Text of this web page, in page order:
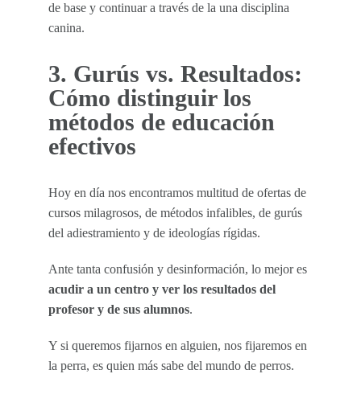
de base y continuar a través de la una disciplina
canina.
3. Gurús vs. Resultados:
Cómo distinguir los
métodos de educación
efectivos
Hoy en día nos encontramos multitud de ofertas de
cursos milagrosos, de métodos infalibles, de gurús
del adiestramiento y de ideologías rígidas.
Ante tanta confusión y desinformación, lo mejor es
acudir a un centro y ver los resultados del
profesor y de sus alumnos.
Y si queremos fijarnos en alguien, nos fijaremos en
la perra, es quien más sabe del mundo de perros.